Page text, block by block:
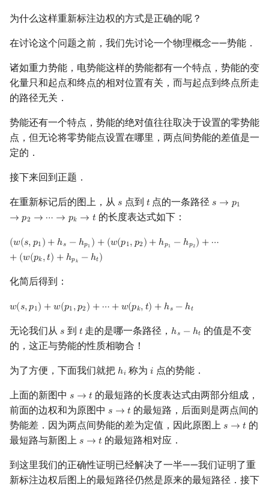
为什么这样重新标注边权的方式是正确的呢？
在讨论这个问题之前，我们先讨论一个物理概念——势能．
诸如重力势能，电势能这样的势能都有一个特点，势能的变
化量只和起点和终点的相对位置有关，而与起点到终点所走
的路径无关．
势能还有一个特点，势能的绝对值往往取决于设置的零势能
点，但无论将零势能点设置在哪里，两点间势能的差值是一
定的．
接下来回到正题．
在重新标记后的图上，从 𝑠
s 点到 𝑡
t 点的一条路径 𝑠 → 𝑝1
→ 𝑝2 → ⋯ → 𝑝𝑘 → 𝑡
s →p 1→
的长度表达式如下：
(𝑤(𝑠,𝑝1) + ℎ𝑠 − ℎ𝑝1 ) + (𝑤(𝑝1,𝑝2) + ℎ𝑝1 − ℎ𝑝2) + ⋯
+ (𝑤(𝑝𝑘,𝑡) + ℎ𝑝𝑘 − ℎ𝑡)
(w(s,p1)+ hs −h p1) +(w( p1 ,p2)+hp1− hp 2)+ ⋯+(w(pk, t)+
化简后得到：
𝑤(𝑠,𝑝1) +𝑤(𝑝1,𝑝2) + ⋯ +𝑤(𝑝𝑘,𝑡) + ℎ𝑠 − ℎ𝑡
w(s,p1)+ w( p1,p2)+⋯ +w(pk, t)+hs−h t
无论我们从 𝑠
s 到 𝑡
t 走的是哪一条路径， ℎ𝑠 − ℎ𝑡
hs −h t
的值是不变
的，这正与势能的性质相吻合！
为了方便，下面我们就把 ℎ𝑖
hi 称为𝑖
i 点的势能．
上面的新图中 𝑠 → 𝑡
s →t
的最短路的长度表达式由两部分组成，
前面的边权和为原图中 𝑠 → 𝑡
s →t
的最短路，后面则是两点间的
势能差．因为两点间势能的差为定值，因此原图上 𝑠 → 𝑡
s →t
的
最短路与新图上 𝑠 → 𝑡
s →t 的最短路相对应．
到这里我们的正确性证明已经解决了一半——我们证明了重
新标注边权后图上的最短路径仍然是原来的最短路径．接下